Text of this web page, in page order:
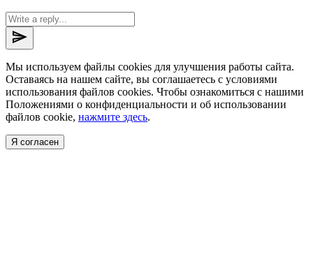
send
Мы используем файлы cookies для улучшения работы сайта.
Оставаясь на нашем сайте, вы соглашаетесь с условиями
использования файлов cookies. Чтобы ознакомиться с нашими
Положениями о конфиденциальности и об использовании
файлов cookie, нажмите здесь.
Я согласен